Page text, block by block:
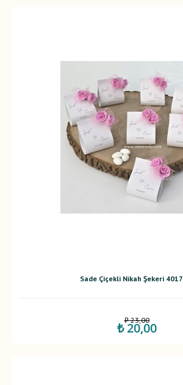
Sade Çiçekli Nikah Şekeri 4017
₺ 23,00
₺ 20,00